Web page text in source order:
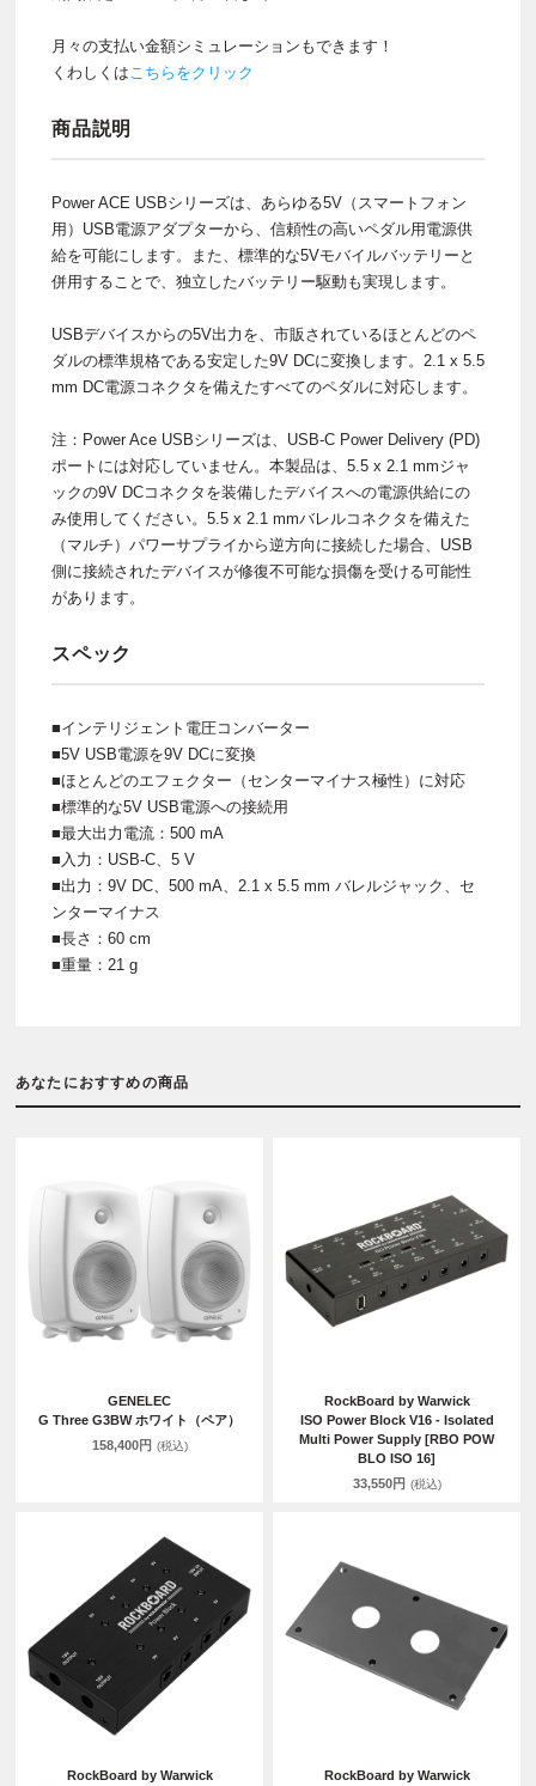
月々の支払い金額シミュレーションもできます！
くわしくはこちらをクリック
商品説明
Power ACE USBシリーズは、あらゆる5V（スマートフォン
用）USB電源アダプターから、信頼性の高いペダル用電源供
給を可能にします。また、標準的な5Vモバイルバッテリーと
併用することで、独立したバッテリー駆動も実現します。
USBデバイスからの5V出力を、市販されているほとんどのペ
ダルの標準規格である安定した9V DCに変換します。2.1 x 5.5
mm DC電源コネクタを備えたすべてのペダルに対応します。
注：Power Ace USBシリーズは、USB-C Power Delivery (PD)
ポートには対応していません。本製品は、5.5 x 2.1 mmジャ
ックの9V DCコネクタを装備したデバイスへの電源供給にの
み使用してください。5.5 x 2.1 mmバレルコネクタを備えた
（マルチ）パワーサプライから逆方向に接続した場合、USB
側に接続されたデバイスが修復不可能な損傷を受ける可能性
があります。
スペック
■インテリジェント電圧コンバーター
■5V USB電源を9V DCに変換
■ほとんどのエフェクター（センターマイナス極性）に対応
■標準的な5V USB電源への接続用
■最大出力電流：500 mA
■入力：USB-C、5 V
■出力：9V DC、500 mA、2.1 x 5.5 mm バレルジャック、セ
ンターマイナス
■長さ：60 cm
■重量：21 g
あなたにおすすめの商品
GENELEC
G Three G3BW ホワイト（ペア）
158,400円 (税込)
RockBoard by Warwick
ISO Power Block V16 - Isolated
Multi Power Supply [RBO POW
BLO ISO 16]
33,550円 (税込)
RockBoard by Warwick
RockBoard by Warwick